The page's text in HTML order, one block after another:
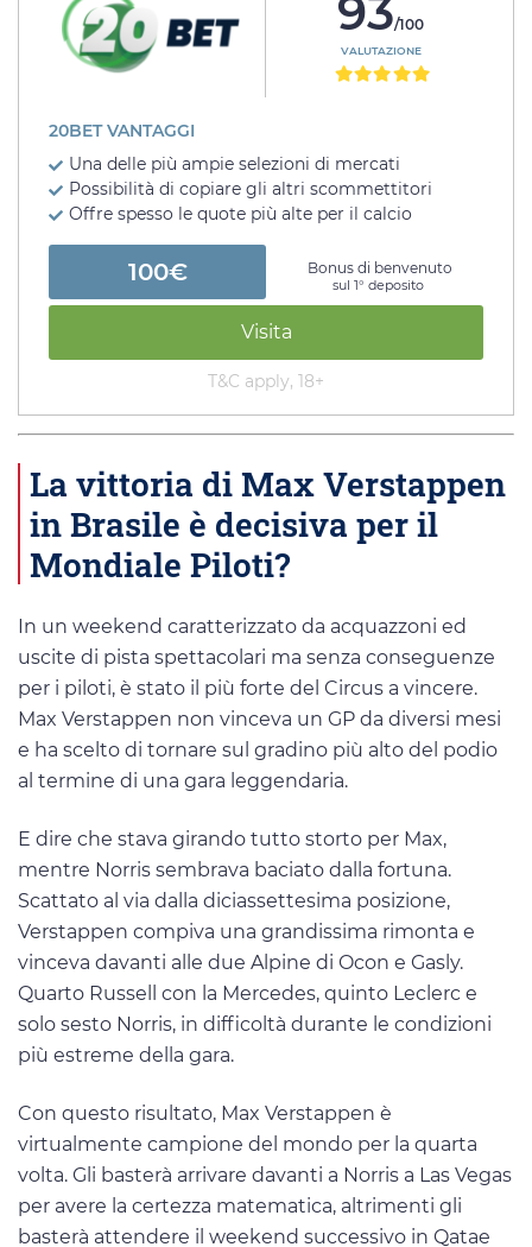
93/100
VALUTAZIONE
20BET VANTAGGI
Una delle più ampie selezioni di mercati
Possibilità di copiare gli altri scommettitori
Offre spesso le quote più alte per il calcio
100€ Bonus di benvenuto
sul 1° deposito
Visita
T&C apply, 18+
La vittoria di Max Verstappen
in Brasile è decisiva per il
Mondiale Piloti?
In un weekend caratterizzato da acquazzoni ed
uscite di pista spettacolari ma senza conseguenze
per i piloti, è stato il più forte del Circus a vincere.
Max Verstappen non vinceva un GP da diversi mesi
e ha scelto di tornare sul gradino più alto del podio
al termine di una gara leggendaria.
E dire che stava girando tutto storto per Max,
mentre Norris sembrava baciato dalla fortuna.
Scattato al via dalla diciassettesima posizione,
Verstappen compiva una grandissima rimonta e
vinceva davanti alle due Alpine di Ocon e Gasly.
Quarto Russell con la Mercedes, quinto Leclerc e
solo sesto Norris, in difficoltà durante le condizioni
più estreme della gara.
Con questo risultato, Max Verstappen è
virtualmente campione del mondo per la quarta
volta. Gli basterà arrivare davanti a Norris a Las Vegas
per avere la certezza matematica, altrimenti gli
basterà attendere il weekend successivo in Qatae